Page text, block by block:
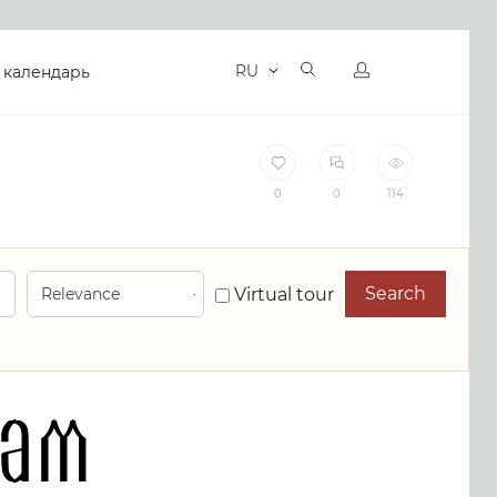
RU
0 0 114
Virtual tour Search